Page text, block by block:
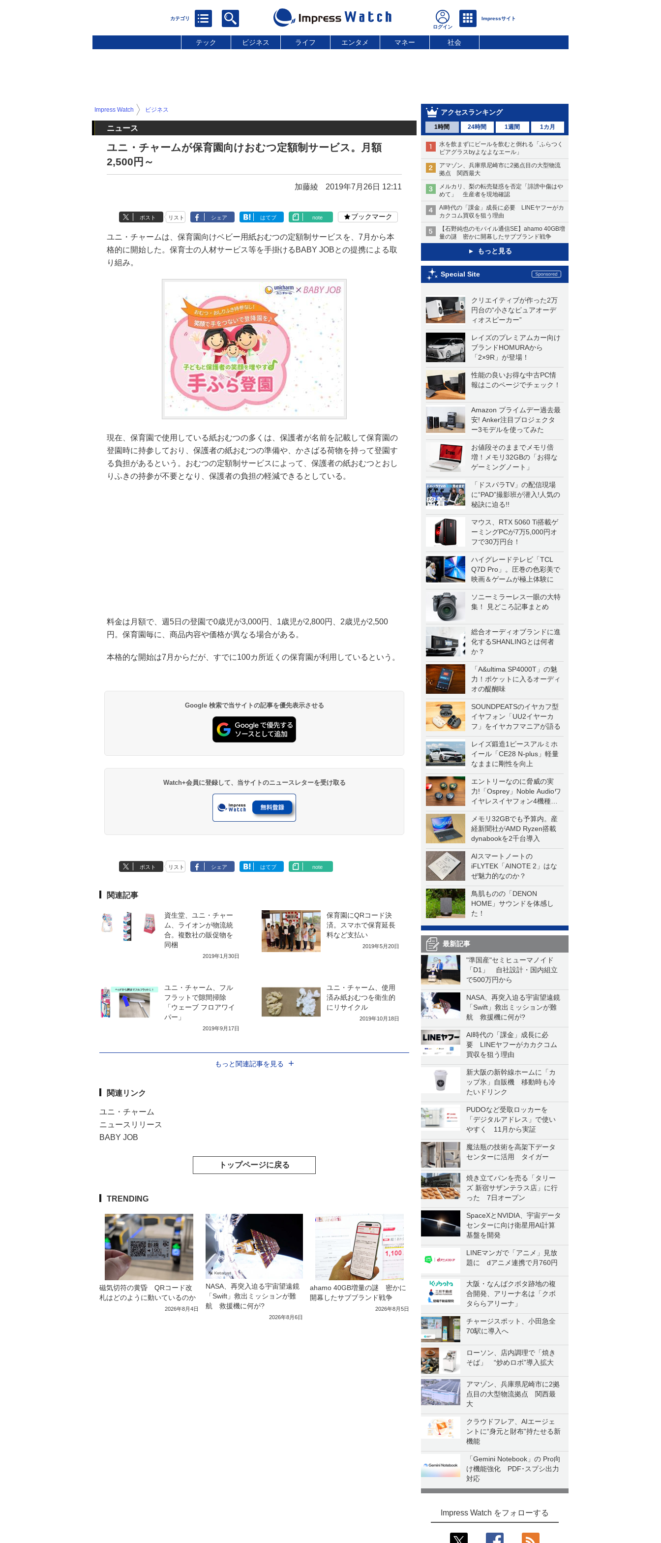
テック ビジネス ライフ エンタメ マネー 社会
アクセスランキング
1時間 24時間 1週間 1カ月
水を飲まずにビールを飲むと倒れる「ふらつく
ビアグラスbyよなよなエール」
アマゾン、兵庫県尼崎市に2拠点目の大型物流
拠点 関西最大
メルカリ、梨の転売疑惑を否定「誹謗中傷はや
めて」 生産者を現地確認
AI時代の「課金」成長に必要 LINEヤフーがカ
カクコム買収を狙う理由
【石野純也のモバイル通信SE】ahamo 40GB増
量の謎 密かに開幕したサブブランド戦争
もっと見る
Special Site
クリエイティブが作った2万
円台の“小さなピュアオーデ
ィオスピーカー”
レイズのプレミアムカー向け
ブランドHOMURAから
「2×9R」が登場！
性能の良いお得な中古PC情
報はこのページでチェック！
Amazon プライムデー過去最
安! Anker注目プロジェクタ
ー3モデルを使ってみた
お値段そのままでメモリ倍
増！メモリ32GBの「お得な
ゲーミングノート」
「ドスパラTV」の配信現場
に“PAD”撮影班が潜入!人気の
秘訣に迫る!!
マウス、RTX 5060 Ti搭載ゲ
ーミングPCが7万5,000円オ
フで30万円台！
ハイグレードテレビ「TCL
Q7D Pro」。圧巻の色彩美で
映画＆ゲームが極上体験に
ソニーミラーレス一眼の大特
集！ 見どころ記事まとめ
総合オーディオブランドに進
化するSHANLINGとは何者
か？
「A&ultima SP4000T」の魅
力！ポケットに入るオーディ
オの醍醐味
SOUNDPEATSのイヤカフ型
イヤフォン「UU2イヤーカ
フ」をイヤカフマニアが語る
レイズ鍛造1ピースアルミホ
イール「CE28 N-plus」軽量
なままに剛性を向上
エントリーなのに脅威の実
力!「Osprey」Noble Audioワ
イヤレスイヤフォン4機種を
一気に聴く
メモリ32GBでも予算内。産
経新聞社がAMD Ryzen搭載
dynabookを2千台導入
AIスマートノートの
iFLYTEK「AINOTE 2」はな
ぜ魅力的なのか？
鳥肌ものの「DENON
HOME」サウンドを体感し
た！
最新記事
"準国産"セミヒューマノイド
「D1」 自社設計・国内組立
で500万円から
NASA、再突入迫る宇宙望遠鏡
「Swift」救出ミッションが難
航 救援機に何が?
AI時代の「課金」成長に必
要 LINEヤフーがカカクコム
買収を狙う理由
新大阪の新幹線ホームに「カ
ップ氷」自販機 移動時も冷
たいドリンク
PUDOなど受取ロッカーを
「デジタルアドレス」で使い
やすく 11月から実証
魔法瓶の技術を高架下データ
センターに活用 タイガー
焼き立てパンを売る「タリー
ズ 新宿サザンテラス店」に行
った 7日オープン
SpaceXとNVIDIA、宇宙データ
センターに向け衛星用AI計算
基盤を開発
LINEマンガで「アニメ」見放
題に dアニメ連携で月760円
大阪・なんばクボタ跡地の複
合開発、アリーナ名は「クボ
タららアリーナ」
チャージスポット、小田急全
70駅に導入へ
ローソン、店内調理で「焼き
そば」 “炒めロボ”導入拡大
アマゾン、兵庫県尼崎市に2拠
点目の大型物流拠点 関西最
大
クラウドフレア、AIエージェ
ントに“身元と財布”持たせる新
機能
「Gemini Notebook」の Pro向
け機能強化 PDF･スプシ出力
対応
Impress Watch をフォローする
Impress Watch ビジネス
ニュース
ユニ・チャームが保育園向けおむつ定額制サービス。月額
2,500円～
加藤綾 2019年7月26日 12:11
ポスト リスト シェア はてブ note ブックマーク
ユニ・チャームは、保育園向けベビー用紙おむつの定額制サービスを、7月から本
格的に開始した。保育士の人材サービス等を手掛けるBABY JOBとの提携による取
り組み。
現在、保育園で使用している紙おむつの多くは、保護者が名前を記載して保育園の
登園時に持参しており、保護者の紙おむつの準備や、かさばる荷物を持って登園す
る負担があるという。おむつの定額制サービスによって、保護者の紙おむつとおし
りふきの持参が不要となり、保護者の負担の軽減できるとしている。
料金は月額で、週5日の登園で0歳児が3,000円、1歳児が2,800円、2歳児が2,500
円。保育園毎に、商品内容や価格が異なる場合がある。
本格的な開始は7月からだが、すでに100カ所近くの保育園が利用しているという。
Google 検索で当サイトの記事を優先表示させる
Watch+会員に登録して、当サイトのニュースレターを受け取る
ポスト リスト シェア はてブ note
関連記事
資生堂、ユニ・チャー
ム、ライオンが物流統
合。複数社の販促物を
同梱
2019年1月30日
保育園にQRコード決
済。スマホで保育延長
料など支払い
2019年5月20日
ユニ・チャーム、フル
フラットで隙間掃除
「ウェーブ フロアワイ
パー」
2019年9月17日
ユニ・チャーム、使用
済み紙おむつを衛生的
にリサイクル
2019年10月18日
もっと関連記事を見る
関連リンク
ユニ・チャーム
ニュースリリース
BABY JOB
トップページに戻る
TRENDING
磁気切符の黄昏 QRコード改
札はどのように動いているのか
2026年8月4日
NASA、再突入迫る宇宙望遠鏡
「Swift」救出ミッションが難
航 救援機に何が?
2026年8月6日
ahamo 40GB増量の謎 密かに
開幕したサブブランド戦争
2026年8月5日